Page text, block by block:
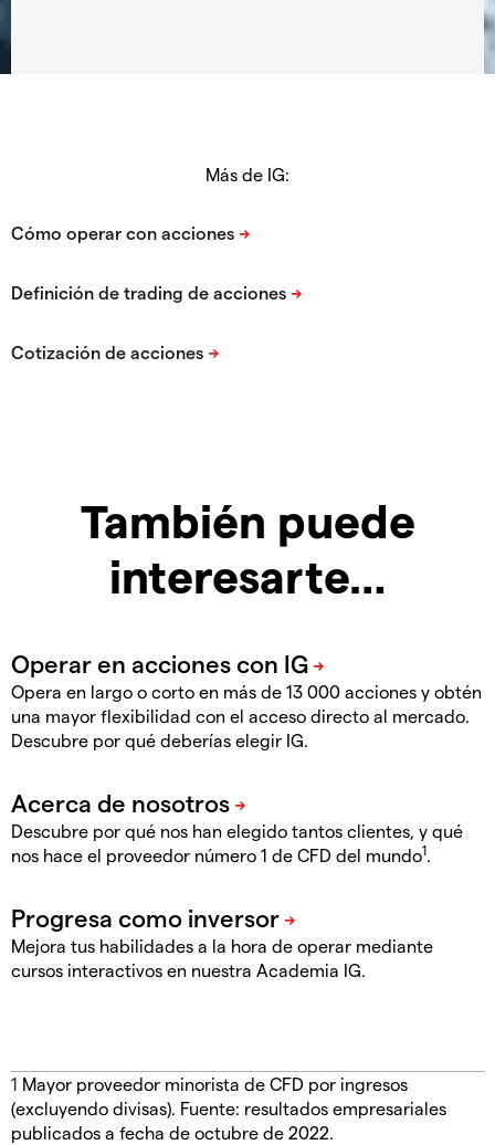
Más de IG:
También puede
interesarte…
Opera en largo o corto en más de 13 000 acciones y obtén
una mayor flexibilidad con el acceso directo al mercado.
Descubre por qué deberías elegir IG.
Descubre por qué nos han elegido tantos clientes, y qué
nos hace el proveedor número 1 de CFD del mundo1.
Mejora tus habilidades a la hora de operar mediante
cursos interactivos en nuestra Academia IG.
1 Mayor proveedor minorista de CFD por ingresos
(excluyendo divisas). Fuente: resultados empresariales
publicados a fecha de octubre de 2022.